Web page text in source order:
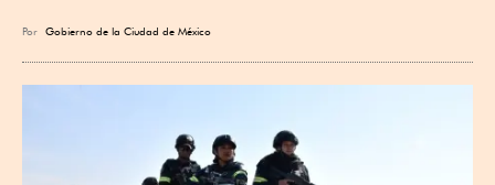
Por Gobierno de la Ciudad de México